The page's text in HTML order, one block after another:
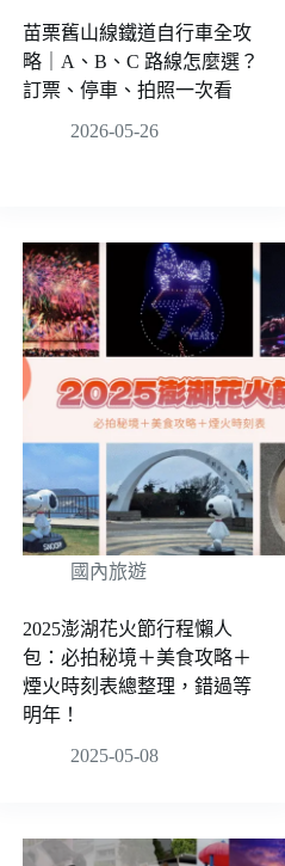
苗栗舊山線鐵道自行車全攻
略｜A、B、C 路線怎麼選？
訂票、停車、拍照一次看
2026-05-26
國內旅遊
2025澎湖花火節行程懶人
包：必拍秘境＋美食攻略＋
煙火時刻表總整理，錯過等
明年！
2025-05-08